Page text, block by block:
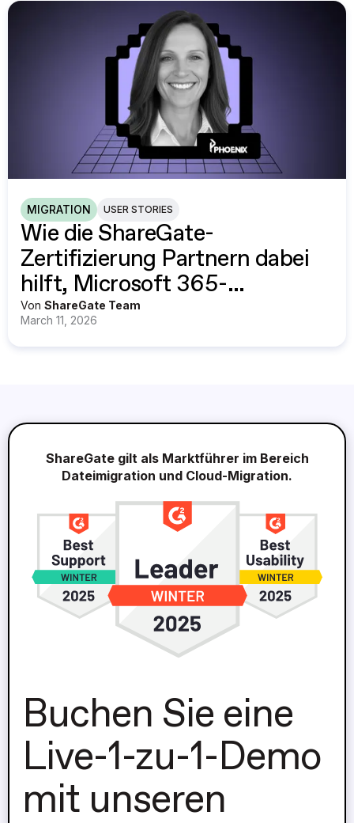
MIGRATION USER STORIES
Wie die ShareGate-
Zertifizierung Partnern dabei
hilft, Microsoft 365-
Migrationen mit Vertrauen
Von ShareGate Team
March 11, 2026
ShareGate gilt als Marktführer im Bereich
Dateimigration und Cloud-Migration.
Buchen Sie eine
Live-1-zu-1-Demo
mit unseren